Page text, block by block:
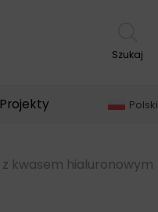
Szukaj
Projekty Polski
kwasem hialuronowym